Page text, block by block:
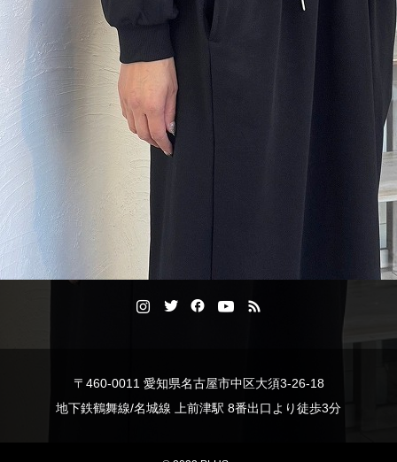
〒460-0011 愛知県名古屋市中区大須3-26-18
地下鉄鶴舞線/名城線 上前津駅 8番出口より徒歩3分